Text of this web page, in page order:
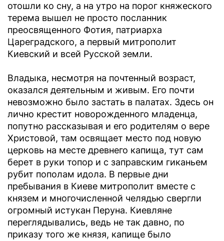
отошли ко сну, а на утро на порог княжеского
терема вышел не просто посланник
преосвященного Фотия, патриарха
Цареградского, а первый митрополит
Киевский и всей Русской земли.
Владыка, несмотря на почтенный возраст,
оказался деятельным и живым. Его почти
невозможно было застать в палатах. Здесь он
лично крестит новорожденного младенца,
попутно рассказывая и его родителям о вере
Христовой, там освящает место под новую
церковь на месте древнего капища, тут сам
берет в руки топор и с заправским гиканьем
рубит пополам идола. В первые дни
пребывания в Киеве митрополит вместе с
князем и многочисленной челядью свергли
огромный истукан Перуна. Киевляне
переглядывались, ведь не так давно, по
приказу того же князя, капище было